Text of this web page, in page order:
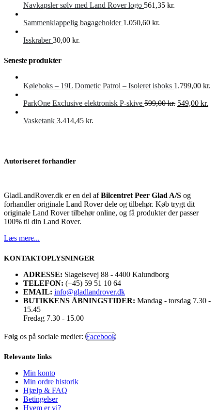
Navkapsler sølv med Land Rover logo 561,35 kr.
Sammenklappelig bagageholder 1.050,60 kr.
Isskraber 30,00 kr.
Seneste produkter
Køleboks – 19L Dometic Patrol – Isoleret isboks 1.799,00 kr.
ParkOne Exclusive elektronisk P-skive 599,00kr. Den
549,00 kr.
Vasketank 3.414,45 kr.
Autoriseret forhandler
GladLandRover.dk er en del afBilcentret Peer Glad A/S og
forhandler originale Land Rover dele og tilbehør. Køb trygt dit
originale Land Rover tilbehør online, og få produkter der passer
100% til din Land Rover.
Læs mere...
KONTAKTOPLYSNINGER
ADRESSE: Slagelsevej 88 - 4400 Kalundborg
TELEFON: (+45) 59 51 10 64
EMAIL: info@gladlandrover.dk
BUTIKKENS ÅBNINGSTIDER: Mandag - torsdag 7.30 -
15.45
Fredag 7.30 - 15.00
Følg os på sociale medier: Facebook
Relevante links
Min konto
Min ordre historik
Hjælp & FAQ
Betingelser
Hvem er vi?